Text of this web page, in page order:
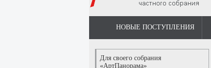
НОВЫЕ ПОСТУПЛЕНИЯ
Для своего собрания
«АртПанорама»